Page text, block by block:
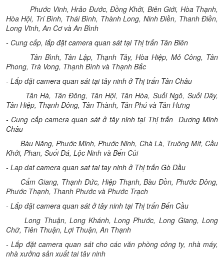
Phước Vinh, Hrảo Đước, Đồng Khởi, Biên Giới, Hòa Thạnh,
Hòa Hội, Trí Bình, Thái Bình, Thành Long, Ninh Điền, Thanh Điền,
Long Vĩnh, An Cơ và An Bình
- Cung cấp, lắp đặt camera quan sát tại Thị trấn Tân Biên
Tân Bình, Tân Lập, Thạnh Tây, Hòa Hiệp, Mỏ Công, Tân
Phong, Trà Vong, Thạnh Bình và Thạnh Bắc
- Lắp đặtcamera quan sát tại tây ninh ở Thị trấn Tân Châu
Tân Hà, Tân Đông, Tân Hội, Tân Hòa, Suối Ngô, Suối Dây,
Tân Hiệp, Thạnh Đông, Tân Thành, Tân Phú và Tân Hưng
- Cung cấpcamera quan sát ở tây ninh tại Thị trấn Dương Minh
Châu
Bàu Năng, Phước Minh, Phước Ninh, Chà Là, Truông Mít, Cầu
Khởi, Phan, Suối Đá, Lộc Ninh và Bến Củi
- Lap datcamera quan sat tai tay ninh ở Thị trấn Gò Dầu
Cẩm Giang, Thạnh Đức, Hiệp Thạnh, Bàu Đồn, Phước Đông,
Phước Thạnh, Thanh Phước và Phước Trạch
- Lắp đặtcamera quan sát ở tây ninh tại Thị trấn Bến Cầu
Long Thuận, Long Khánh, Long Phước, Long Giang, Long
Chữ, Tiên Thuận, Lợi Thuận, An Thạnh
- Lắp đặt camera quan sát cho các văn phòng công ty, nhà máy,
nhà xưởng sản xuất tại tây ninh